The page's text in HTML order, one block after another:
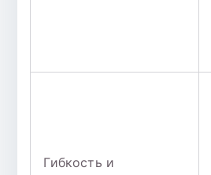
Гибкость и